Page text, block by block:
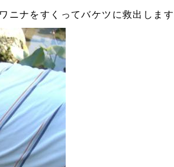
ニナをすくってバケツに救出しま